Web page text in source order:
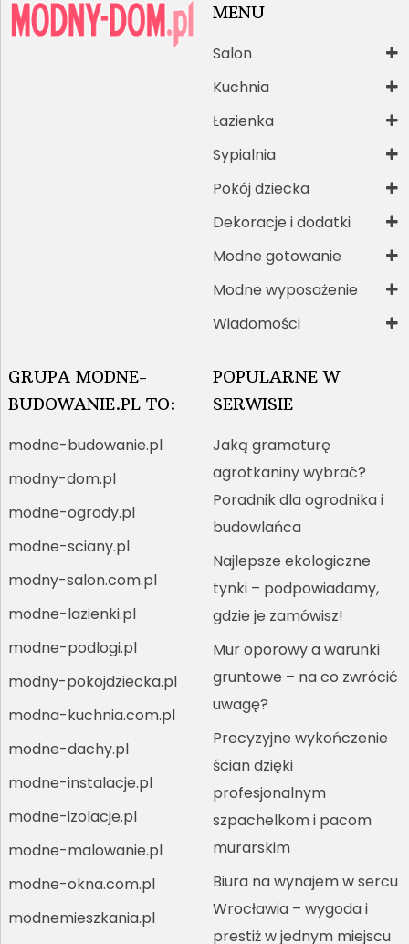
MENU
Salon
Kuchnia
Łazienka
Sypialnia
Pokój dziecka
Dekoracje i dodatki
Modne gotowanie
Modne wyposażenie
Wiadomości
GRUPA MODNE-
BUDOWANIE.PL TO:
modne-budowanie.pl
modny-dom.pl
modne-ogrody.pl
modne-sciany.pl
modny-salon.com.pl
modne-lazienki.pl
modne-podlogi.pl
modny-pokojdziecka.pl
modna-kuchnia.com.pl
modne-dachy.pl
modne-instalacje.pl
modne-izolacje.pl
modne-malowanie.pl
modne-okna.com.pl
modnemieszkania.pl
POPULARNE W
SERWISIE
Jaką gramaturę
agrotkaniny wybrać?
Poradnik dla ogrodnika i
budowlańca
Najlepsze ekologiczne
tynki – podpowiadamy,
gdzie je zamówisz!
Mur oporowy a warunki
gruntowe – na co zwrócić
uwagę?
Precyzyjne wykończenie
ścian dzięki
profesjonalnym
szpachelkom i pacom
murarskim
Biura na wynajem w sercu
Wrocławia – wygoda i
prestiż w jednym miejscu